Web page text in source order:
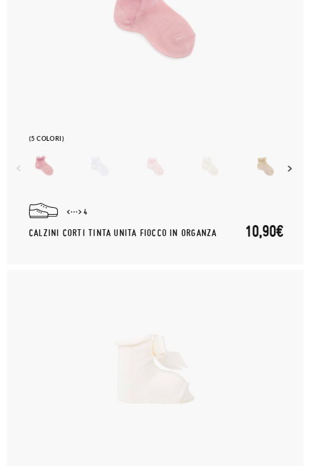
(5 COLORI)
4
CALZINI CORTI TINTA UNITA FIOCCO IN ORGANZA 10,90€